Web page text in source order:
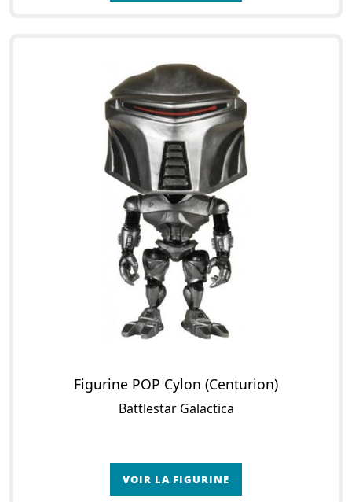
Figurine POP Cylon (Centurion)
Battlestar Galactica
VOIR LA FIGURINE